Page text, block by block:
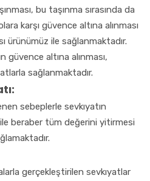
bu taşınma sırasında da
karşı güvence altına alınması
ürünümüz ile sağlanmaktadır.
güvence altına alınması,
sağlanmaktadır.
sebeplerle sevkıyatın
beraber tüm değerini yitirmesi
gerçekleştirilen sevkıyatlar